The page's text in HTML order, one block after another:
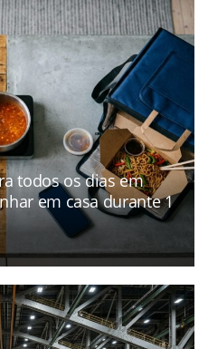
todos os dias em
em casa durante 1